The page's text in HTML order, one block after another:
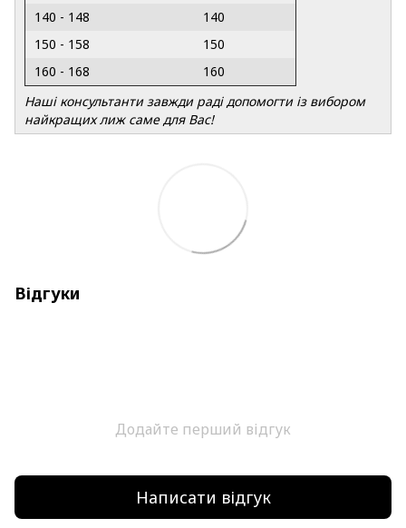
140 - 148
140
150 - 158
150
160 - 168
160
Наші консультанти завжди раді допомогти із вибором
найкращих лиж саме для Вас!
Відгуки
Додайте перший відгук
Написати відгук